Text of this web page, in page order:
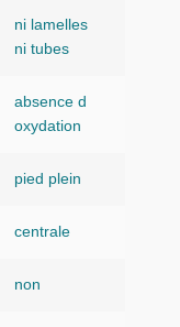
ni lamelles
ni tubes
absence d
oxydation
pied plein
centrale
non